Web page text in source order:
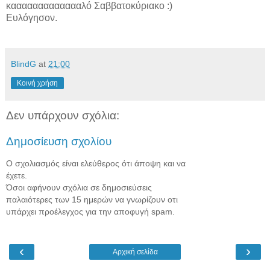
καααααααααααααλό Σαββατοκύριακο :)
Ευλόγησον.
BlindG at 21:00
Κοινή χρήση
Δεν υπάρχουν σχόλια:
Δημοσίευση σχολίου
Ο σχολιασμός είναι ελεύθερος ότι άποψη και να
έχετε.
Όσοι αφήνουν σχόλια σε δημοσιεύσεις
παλαιότερες των 15 ημερών να γνωρίζουν οτι
υπάρχει προέλεγχος για την αποφυγή spam.
‹ ›
Αρχική σελίδα